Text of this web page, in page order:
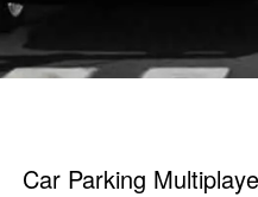
Car Parking